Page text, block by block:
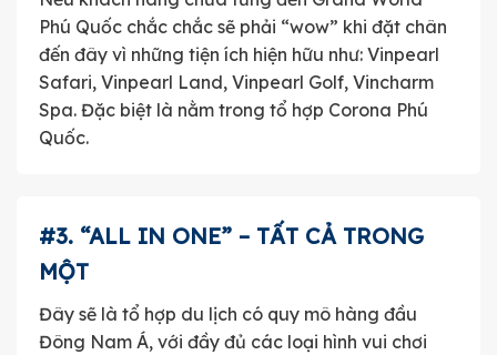
Phú Quốc chắc chắc sẽ phải “wow” khi đặt chân
đến đây vì những tiện ích hiện hữu như: Vinpearl
Safari, Vinpearl Land, Vinpearl Golf, Vincharm
Spa. Đặc biệt là nằm trong tổ hợp Corona Phú
Quốc.
#3. “ALL IN ONE” – TẤT CẢ TRONG
MỘT
Đây sẽ là tổ hợp du lịch có quy mô hàng đầu
Đông Nam Á, với đầy đủ các loại hình vui chơi